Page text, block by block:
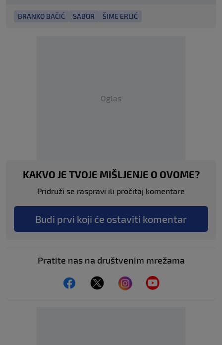
BRANKO BAČIĆ SABOR ŠIME ERLIĆ
Oglas
KAKVO JE TVOJE MIŠLJENJE O OVOME?
Pridruži se raspravi ili pročitaj komentare
Budi prvi koji će ostaviti komentar
Pratite nas na društvenim mrežama